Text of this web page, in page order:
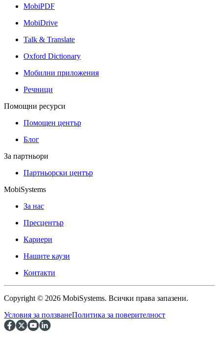
MobiPDF
MobiDrive
Talk & Translate
Oxford Dictionary
Мобилни приложения
Речници
Помощни ресурси
Помощен център
Блог
За партньори
Партньорски център
MobiSystems
За нас
Пресцентър
Кариери
Нашите каузи
Контакти
Copyright © 2026 MobiSystems. Всички права запазени.
Условия за ползванеПолитика за поверителност